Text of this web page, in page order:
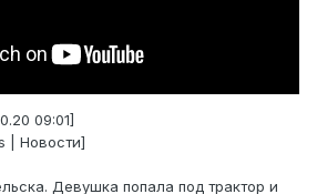
09:01]
| Новости]
Девушка попала под трактор и